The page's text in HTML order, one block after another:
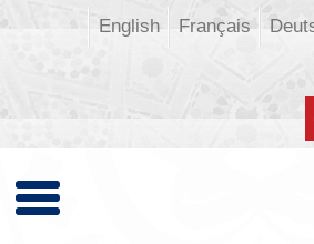
Français
English